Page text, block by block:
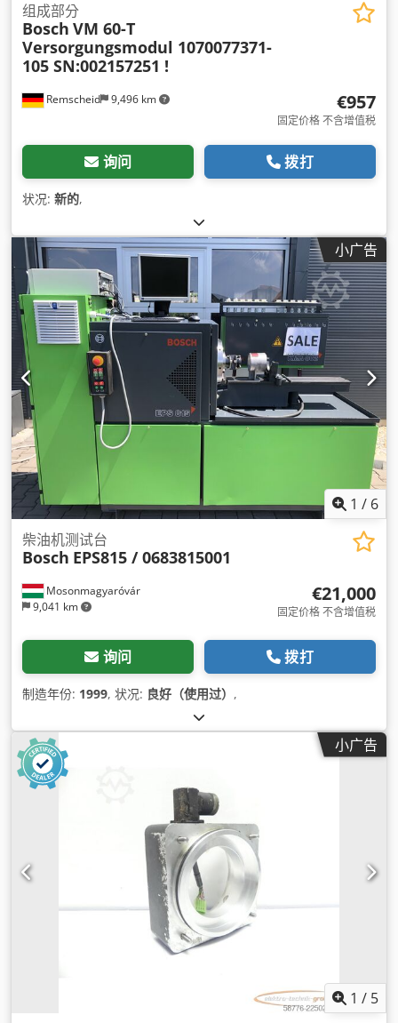
Remscheid 9,496 km
组成部分
Bosch VM 60-T
Versorgungsmodul 1070077371-
105 SN:002157251 !
€957
固定价格 不含增值税
询问 拨打
状况: 新的,
小广告
1 / 6
Mosonmagyaróvár
9,041 km
柴油机测试台
Bosch EPS815 / 0683815001
€21,000
固定价格 不含增值税
询问 拨打
制造年份: 1999, 状况: 良好（使用过） ,
小广告
1 / 5